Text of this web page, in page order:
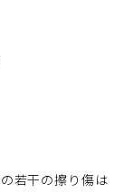
若干の擦り傷は